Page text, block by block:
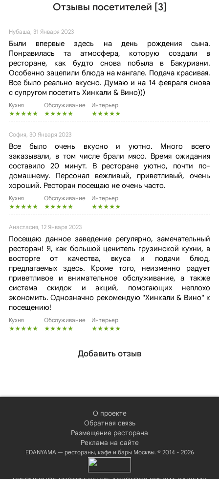
Отзывы посетителей [3]
Нубаша, 31 Января 2023
Были впервые здесь на день рождения сына.
Понравилась та атмосфера, которую создали в
ресторане, как будто снова побыла в Бакуриани.
Особенно зацепили блюда на мангале. Подача красивая.
Все было реально вкусно. Думаю и на 14 февраля снова
с супругом посетить Хинкали & Вино)))
Кухня Обслуживание Интерьер
София, 30 Января 2023
Все было очень вкусно и уютно. Много всего
заказывали, в том числе брали мясо. Время ожидания
составило 20 минут. В ресторане уютно, почти по-
домашнему. Персонал вежливый, приветливый, очень
хороший. Ресторан посещаю не очень часто.
Кухня Обслуживание Интерьер
Анастасия, 12 Января 2023
Посещаю данное заведение регулярно, замечательный
ресторан! Я, как большой ценитель грузинской кухни, в
восторге от качества, вкуса и подачи блюд,
предлагаемых здесь. Кроме того, неизменно радует
приветливое и внимательное обслуживание, а также
система скидок и акций, помогающих неплохо
экономить. Однозначно рекомендую "Хинкали & Вино" к
посещению!
Кухня Обслуживание Интерьер
Добавить отзыв
О проекте
Обратная связь
Размещение ресторана
Реклама на сайте
EDANYAMA — рестораны, кафе и бары Москвы. © 2014 - 2026
ЧРЕЗМЕРНОЕ УПОТРЕБЛЕНИЕ АЛКОГОЛЯ ВРЕДИТ ВАШЕМУ